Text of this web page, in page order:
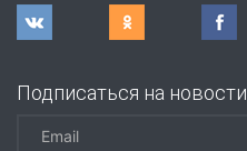
Подписаться на новости